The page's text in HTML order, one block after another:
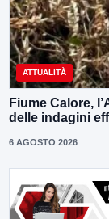
ATTUALITÀ
Fiume Calore,
delle indagini
6 AGOSTO 2026